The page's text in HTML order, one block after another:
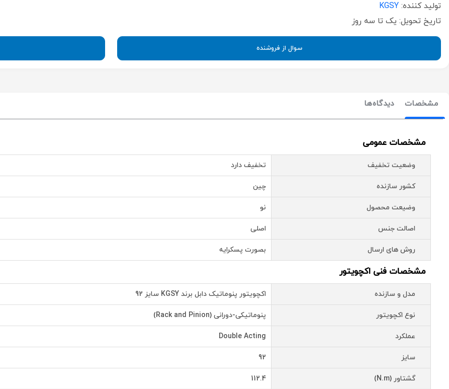
تولید کننده: KGSY
تاریخ تحویل: یک تا سه روز
سوال از فروشنده
مشخصات دیدگاه‌ها
مشخصات عمومی
وضعیت تخفیف تخفیف دارد
کشور سازنده چین
وضیعت محصول نو
اصالت جنس اصلی
روش های ارسال بصورت پسکرایه
مشخصات فنی اکچویتور
مدل و سازنده اکچویتور پنوماتیک دابل برند KGSY سایز 92
نوع اکچویتور پنوماتیکی-دورانی (Rack and Pinion)
عملکرد Double Acting
سایز 92
گشتاور (N.m) 112.4